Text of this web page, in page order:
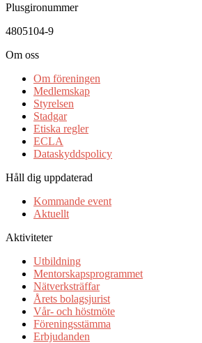
Plusgironummer
4805104-9
Om oss
Om föreningen
Medlemskap
Styrelsen
Stadgar
Etiska regler
ECLA
Dataskyddspolicy
Håll dig uppdaterad
Kommande event
Aktuellt
Aktiviteter
Utbildning
Mentorskapsprogrammet
Nätverksträffar
Årets bolagsjurist
Vår- och höstmöte
Föreningsstämma
Erbjudanden